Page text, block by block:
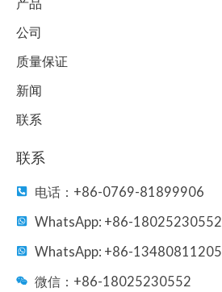
公司
质量保证
新闻
联系
联系
电话：+86-0769-81899906
WhatsApp: +86-18025230552
WhatsApp: +86-13480811205
微信：+86-18025230552